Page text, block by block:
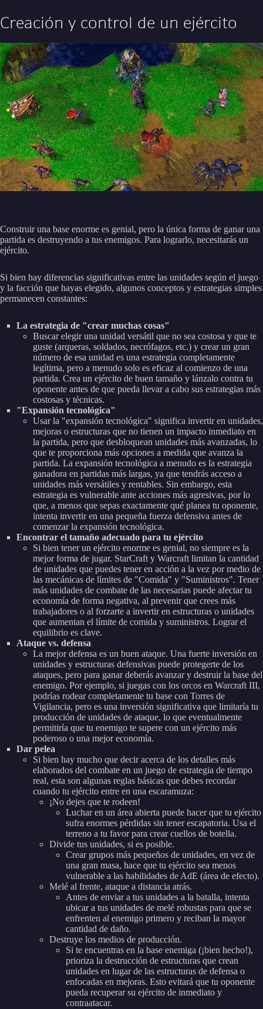
Creación y control de un ejército
Construir una base enorme es genial, pero la única forma de ganar una
partida es destruyendo a tus enemigos. Para lograrlo, necesitarás un
ejército.
Si bien hay diferencias significativas entre las unidades según el juego
y la facción que hayas elegido, algunos conceptos y estrategias simples
permanecen constantes:
La estrategia de "crear muchas cosas"
Buscar elegir una unidad versátil que no sea costosa y que te
guste (arqueras, soldados, necrófagos, etc.) y crear un gran
número de esa unidad es una estrategia completamente
legítima, pero a menudo solo es eficaz al comienzo de una
partida. Crea un ejército de buen tamaño y lánzalo contra tu
oponente antes de que pueda llevar a cabo sus estrategias más
costosas y técnicas.
"Expansión tecnológica"
Usar la "expansión tecnológica" significa invertir en unidades,
mejoras o estructuras que no tienen un impacto inmediato en
la partida, pero que desbloquean unidades más avanzadas, lo
que te proporciona más opciones a medida que avanza la
partida. La expansión tecnológica a menudo es la estrategia
ganadora en partidas más largas, ya que tendrás acceso a
unidades más versátiles y rentables. Sin embargo, esta
estrategia es vulnerable ante acciones más agresivas, por lo
que, a menos que sepas exactamente qué planea tu oponente,
intenta invertir en una pequeña fuerza defensiva antes de
comenzar la expansión tecnológica.
Encontrar el tamaño adecuado para tu ejército
Si bien tener un ejército enorme es genial, no siempre es la
mejor forma de jugar. StarCraft y Warcraft limitan la cantidad
de unidades que puedes tener en acción a la vez por medio de
las mecánicas de límites de "Comida" y "Suministros". Tener
más unidades de combate de las necesarias puede afectar tu
economía de forma negativa, al prevenir que crees más
trabajadores o al forzarte a invertir en estructuras o unidades
que aumentan el límite de comida y suministros. Lograr el
equilibrio es clave.
Ataque vs. defensa
La mejor defensa es un buen ataque. Una fuerte inversión en
unidades y estructuras defensivas puede protegerte de los
ataques, pero para ganar deberás avanzar y destruir la base del
enemigo. Por ejemplo, si juegas con los orcos en Warcraft III,
podrías rodear completamente tu base con Torres de
Vigilancia, pero es una inversión significativa que limitaría tu
producción de unidades de ataque, lo que eventualmente
permitiría que tu enemigo te supere con un ejército más
poderoso o una mejor economía.
Dar pelea
Si bien hay mucho que decir acerca de los detalles más
elaborados del combate en un juego de estrategia de tiempo
real, esta son algunas reglas básicas que debes recordar
cuando tu ejército entre en una escaramuza:
¡No dejes que te rodeen!
Luchar en un área abierta puede hacer que tu ejército
sufra enormes pérdidas sin tener escapatoria. Usa el
terreno a tu favor para crear cuellos de botella.
Divide tus unidades, si es posible.
Crear grupos más pequeños de unidades, en vez de
una gran masa, hace que tu ejército sea menos
vulnerable a las habilidades de AdE (área de efecto).
Melé al frente, ataque a distancia atrás.
Antes de enviar a tus unidades a la batalla, intenta
ubicar a tus unidades de melé robustas para que se
enfrenten al enemigo primero y reciban la mayor
cantidad de daño.
Destruye los medios de producción.
Si te encuentras en la base enemiga (¡bien hecho!),
prioriza la destrucción de estructuras que crean
unidades en lugar de las estructuras de defensa o
enfocadas en mejoras. Esto evitará que tu oponente
pueda recuperar su ejército de inmediato y
contraatacar.